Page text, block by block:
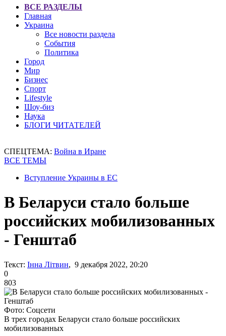
ВСЕ РАЗДЕЛЫ
Главная
Украина
Все новости раздела
События
Политика
Город
Мир
Бизнес
Спорт
Lifestyle
Шоу-биз
Наука
БЛОГИ ЧИТАТЕЛЕЙ
СПЕЦТЕМА: Война в Иране
ВСЕ ТЕМЫ
Вступление Украины в ЕС
В Беларуси стало больше
российских мобилизованных
- Генштаб
Текст: Інна Літвин, 9 декабря 2022, 20:20
0
803
Фото: Соцсети
В трех городах Беларуси стало больше российских
мобилизованных